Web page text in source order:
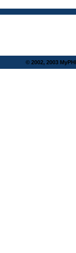
© 2002, 2003